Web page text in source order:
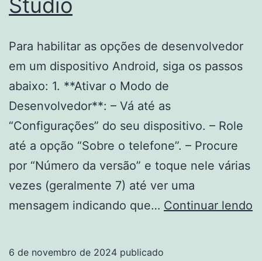
Para habilitar as opções de desenvolvedor
em um dispositivo Android, siga os passos
abaixo: 1. **Ativar o Modo de
Desenvolvedor**: – Vá até as
“Configurações” do seu dispositivo. – Role
até a opção “Sobre o telefone”. – Procure
por “Número da versão” e toque nele várias
vezes (geralmente 7) até ver uma
mensagem indicando que… Continuar lendo
6 de novembro de 2024 publicado